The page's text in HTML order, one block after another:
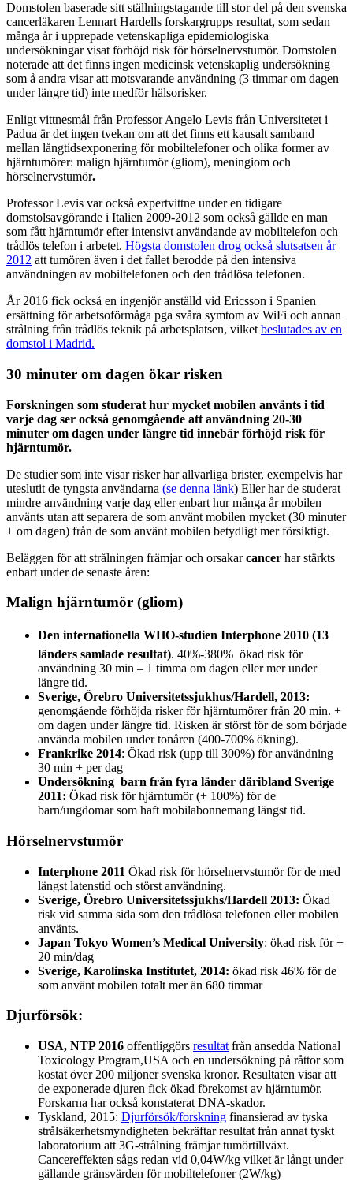
Domstolen baserade sitt ställningstagande till stor del på den svenska
cancerläkaren Lennart Hardells forskargrupps resultat, som sedan
många år i upprepade vetenskapliga epidemiologiska
undersökningar visat förhöjd risk för hörselnervstumör. Domstolen
noterade att det finns ingen medicinsk vetenskaplig undersökning
som å andra visar att motsvarande användning (3 timmar om dagen
under längre tid) inte medför hälsorisker.
Enligt vittnesmål från Professor Angelo Levis från Universitetet i
Padua är det ingen tvekan om att det finns ett kausalt samband
mellan långtidsexponering för mobiltelefoner och olika former av
hjärntumörer: malign hjärntumör (gliom), meningiom och
hörselnervstumör.
Professor Levis var också expertvittne under en tidigare
domstolsavgörande i Italien 2009-2012 som också gällde en man
som fått hjärntumör efter intensivt användande av mobiltelefon och
trådlös telefon i arbetet. Högsta domstolen drog också slutsatsen år
2012 att tumören även i det fallet berodde på den intensiva
användningen av mobiltelefonen och den trådlösa telefonen.
År 2016 fick också en ingenjör anställd vid Ericsson i Spanien
ersättning för arbetsoförmåga pga svåra symtom av WiFi och annan
strålning från trådlös teknik på arbetsplatsen, vilket beslutades av en
domstol i Madrid.
30 minuter om dagen ökar risken
Forskningen som studerat hur mycket mobilen använts i tid
varje dag ser också genomgående att användning 20-30
minuter om dagen under längre tid innebär förhöjd risk för
hjärntumör.
De studier som inte visar risker har allvarliga brister, exempelvis har
uteslutit de tyngsta användarna (se denna länk) Eller har de studerat
mindre användning varje dag eller enbart hur många år mobilen
använts utan att separera de som använt mobilen mycket (30 minuter
+ om dagen) från de som använt mobilen betydligt mer försiktigt.
Beläggen för att strålningen främjar och orsakarcancer har stärkts
enbart under de senaste åren:
Malign hjärntumör (gliom)
Den internationella WHO-studien Interphone 2010 (13
länders samlade resultat). 40%-380% ökad risk för
användning 30 min – 1 timma om dagen eller mer under
längre tid.
Sverige, Örebro Universitetssjukhus/Hardell, 2013:
genomgående förhöjda risker för hjärntumörer från 20 min. +
om dagen under längre tid. Risken är störst för de som började
använda mobilen under tonåren (400-700% ökning).
Frankrike 2014: Ökad risk (upp till 300%) för användning
30 min + per dag
Undersökning barn från fyra länder däribland Sverige
2011: Ökad risk för hjärntumör (+ 100%) för de
barn/ungdomar som haft mobilabonnemang längst tid.
Hörselnervstumör
Interphone 2011 Ökad risk för hörselnervstumör för de med
längst latenstid och störst användning.
Sverige, Örebro Universitetssjukhs/Hardell 2013: Ökad
risk vid samma sida som den trådlösa telefonen eller mobilen
använts.
Japan Tokyo Women’s Medical University: ökad risk för +
20 min/dag
Sverige, Karolinska Institutet, 2014: ökad risk 46% för de
som använt mobilen totalt mer än 680 timmar
Djurförsök:
USA, NTP 2016 offentliggörs resultat från ansedda National
Toxicology Program,USA och en undersökning på råttor som
kostat över 200 miljoner svenska kronor. Resultaten visar att
de exponerade djuren fick ökad förekomst av hjärntumör.
Forskarna har också konstaterat DNA-skador.
Tyskland, 2015: Djurförsök/forskning finansierad av tyska
strålsäkerhetsmyndigheten bekräftar resultat från annat tyskt
laboratorium att 3G-strålning främjar tumörtillväxt.
Cancereffekten sågs redan vid 0,04W/kg vilket är långt under
gällande gränsvärden för mobiltelefoner (2W/kg)